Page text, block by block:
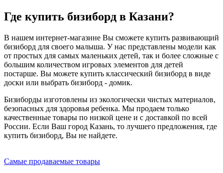
Где купить бизиборд в Казани?
В нашем интернет-магазине Вы сможете купить развивающий
бизиборд для своего малыша. У нас представлены модели как
от простых для самых маленьких детей, так и более сложные с
большим количеством игровых элементов для детей
постарше. Вы можете купить классический бизиборд в виде
доски или выбрать бизиборд - домик.
Бизиборды изготовлены из экологически чистых материалов,
безопасных для здоровья ребенка. Мы продаем только
качественные товары по низкой цене и с доставкой по всей
России. Если Ваш город Казань, то лучшего предложения, где
купить бизиборд, Вы не найдете.
Самые продаваемые товары